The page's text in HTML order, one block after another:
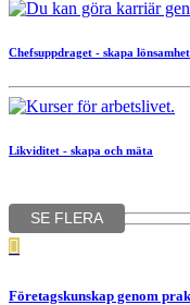
Chefsuppdraget - skapa
Likviditet - skapa och mäta
SE FLERA
Företagskunskap genom